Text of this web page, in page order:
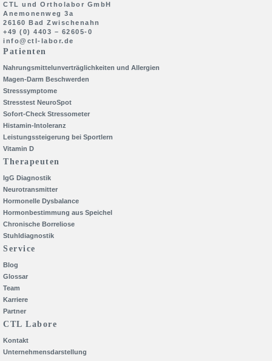
CTL und Ortholabor GmbH
Anemonenweg 3a
26160 Bad Zwischenahn
+49 (0) 4403 – 62605-0
info@ctl-labor.de
Patienten
Nahrungsmittelunverträglichkeiten und Allergien
Magen-Darm Beschwerden
Stresssymptome
Stresstest NeuroSpot
Sofort-Check Stressometer
Histamin-Intoleranz
Leistungssteigerung bei Sportlern
Vitamin D
Therapeuten
IgG Diagnostik
Neurotransmitter
Hormonelle Dysbalance
Hormonbestimmung aus Speichel
Chronische Borreliose
Stuhldiagnostik
Service
Blog
Glossar
Team
Karriere
Partner
CTL Labore
Kontakt
Unternehmensdarstellung